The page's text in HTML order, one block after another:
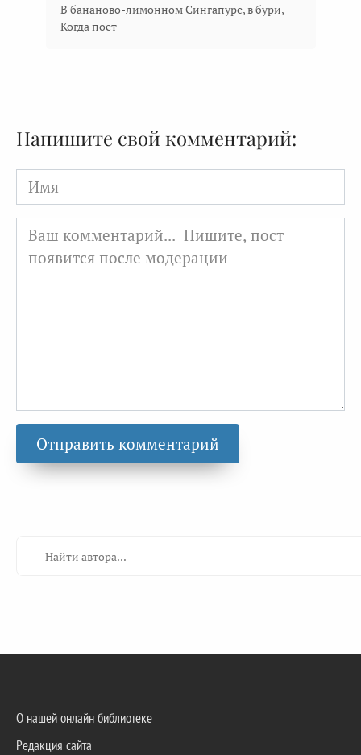
В бананово-лимонном Сингапуре, в бури,
Когда поет
Напишите свой комментарий:
Имя
О нашей онлайн библиотеке
Редакция сайта